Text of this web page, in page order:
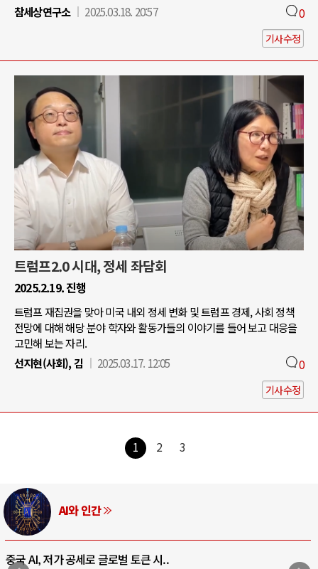
참세상연구소
2025.03.18. 20:57 0
기사수정
트럼프2.0 시대, 정세 좌담회
2025.2.19. 진행
트럼프 재집권을 맞아 미국 내외 정세 변화 및 트럼프 경제, 사회 정책
전망에 대해 해당 분야 학자와 활동가들의 이야기를 들어 보고 대응을
고민해 보는 자리.
선지현(사회), 김
2025.03.17. 12:05 0
기사수정
1 2 3
AI와 인간
중국 AI, 저가 공세로 글로벌 토큰 시..